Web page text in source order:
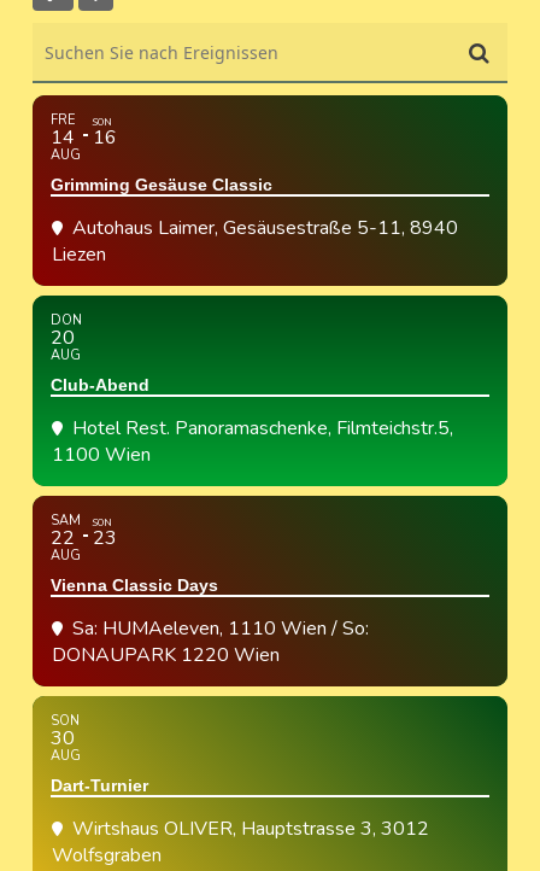
FRE
14
AUG
SON
16
Grimming Gesäuse Classic
Autohaus Laimer, Gesäusestraße 5-11, 8940
Liezen
DON
20
AUG
Club-Abend
Hotel Rest. Panoramaschenke, Filmteichstr.5,
1100 Wien
SAM
22
AUG
SON
23
Vienna Classic Days
Sa: HUMAeleven, 1110 Wien / So:
DONAUPARK 1220 Wien
SON
30
AUG
Dart-Turnier
Wirtshaus OLIVER, Hauptstrasse 3, 3012
Wolfsgraben